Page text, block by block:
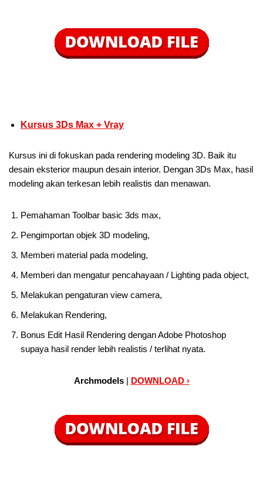
Kursus 3Ds Max + Vray
Kursus ini di fokuskan pada rendering modeling 3D. Baik itu
desain eksterior maupun desain interior. Dengan 3Ds Max, hasil
modeling akan terkesan lebih realistis dan menawan.
Pemahaman Toolbar basic 3ds max,
Pengimportan objek 3D modeling,
Memberi material pada modeling,
Memberi dan mengatur pencahayaan / Lighting pada object,
Melakukan pengaturan view camera,
Melakukan Rendering,
Bonus Edit Hasil Rendering dengan Adobe Photoshop
supaya hasil render lebih realistis / terlihat nyata.
Archmodels | DOWNLOAD ›